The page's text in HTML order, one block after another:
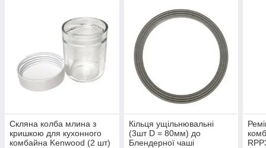
Скляна колба млина з
кришкою для кухонного
комбайна Kenwood (2 шт)
Кільця ущільнювальні
(3шт D = 80мм) до
Блендерної чаші